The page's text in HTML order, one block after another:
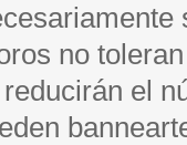
no
el